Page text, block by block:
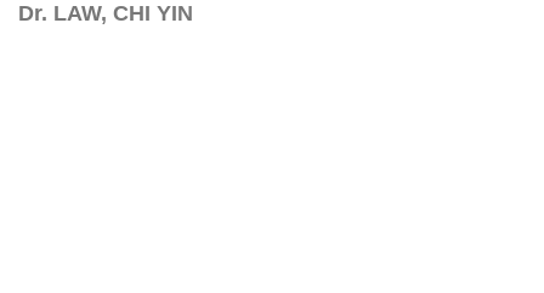
Dr. LAW, CHI YIN